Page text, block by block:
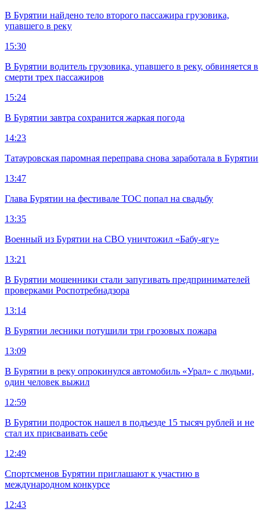
В Бурятии найдено тело второго пассажира грузовика,
упавшего в реку
15:30
В Бурятии водитель грузовика, упавшего в реку, обвиняется в
смерти трех пассажиров
15:24
В Бурятии завтра сохранится жаркая погода
14:23
Татауровская паромная переправа снова заработала в Бурятии
13:47
Глава Бурятии на фестивале ТОС попал на свадьбу
13:35
Военный из Бурятии на СВО уничтожил «Бабу-ягу»
13:21
В Бурятии мошенники стали запугивать предпринимателей
проверками Роспотребнадзора
13:14
В Бурятии лесники потушили три грозовых пожара
13:09
В Бурятии в реку опрокинулся автомобиль «Урал» с людьми,
один человек выжил
12:59
В Бурятии подросток нашел в подъезде 15 тысяч рублей и не
стал их присваивать себе
12:49
Спортсменов Бурятии приглашают к участию в
международном конкурсе
12:43